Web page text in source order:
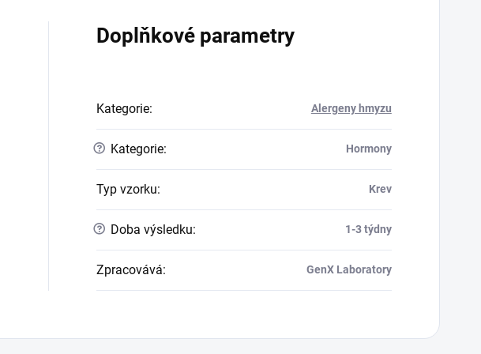
Doplňkové parametry
Kategorie: Alergeny hmyzu
? Kategorie: Hormony
Typ vzorku: Krev
? Doba výsledku: 1-3 týdny
Zpracovává: GenX Laboratory